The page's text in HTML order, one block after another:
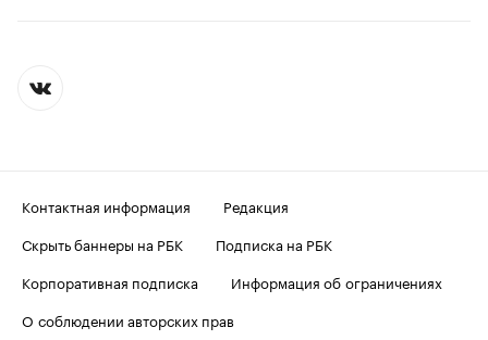
Контактная информация
Редакция
Скрыть баннеры на РБК
Подписка на РБК
Корпоративная подписка
Информация об ограничениях
О соблюдении авторских прав